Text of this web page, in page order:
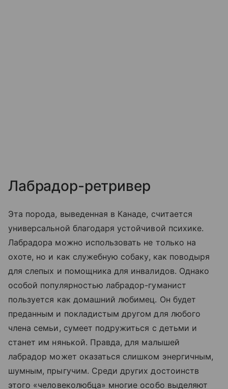
Лабрадор-ретривер
Эта порода, выведенная в Канаде, считается
универсальной благодаря устойчивой психике.
Лабрадора можно использовать не только на
охоте, но и как служебную собаку, как поводыря
для слепых и помощника для инвалидов. Однако
особой популярностью лабрадор-гуманист
пользуется как домашний любимец. Он будет
преданным и покладистым другом для любого
члена семьи, сумеет подружиться с детьми и
станет им нянькой. Правда, для малышей
лабрадор может оказаться слишком энергичным,
шумным, прыгучим. Среди других достоинств
этого «человеколюбца» многие особо выделяют